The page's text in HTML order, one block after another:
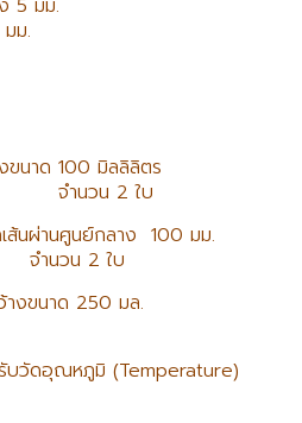
5 มม.
ม.
ขนาด 100 มิลลิลิตร
2 ใบ
เส้นผ่านศูนย์กลาง 100 มม.
ใบ
กว้างขนาด 250 มล.
รับวัดอุณหภูมิ (Temperature)